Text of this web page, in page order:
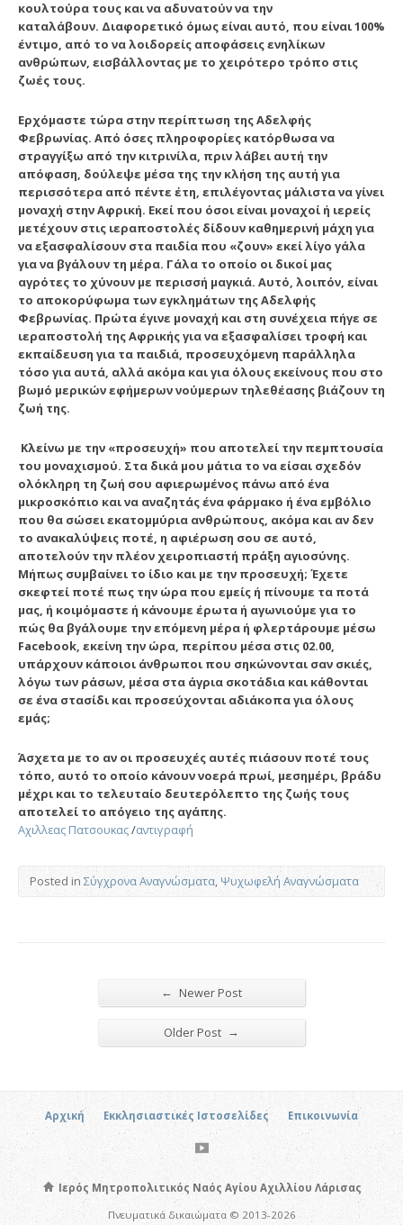
κουλτούρα τους και να αδυνατούν να την
καταλάβουν. Διαφορετικό όμως είναι αυτό, που είναι 100%
έντιμο, από το να λοιδορείς αποφάσεις ενηλίκων
ανθρώπων, εισβάλλοντας με το χειρότερο τρόπο στις
ζωές τους.
Ερχόμαστε τώρα στην περίπτωση της Αδελφής
Φεβρωνίας. Από όσες πληροφορίες κατόρθωσα να
στραγγίξω από την κιτρινίλα, πριν λάβει αυτή την
απόφαση, δούλεψε μέσα της την κλήση της αυτή για
περισσότερα από πέντε έτη, επιλέγοντας μάλιστα να γίνει
μοναχή στην Αφρική. Εκεί που όσοι είναι μοναχοί ή ιερείς
μετέχουν στις ιεραποστολές δίδουν καθημερινή μάχη για
να εξασφαλίσουν στα παιδία που «ζουν» εκεί λίγο γάλα
για να βγάλουν τη μέρα. Γάλα το οποίο οι δικοί μας
αγρότες το χύνουν με περισσή μαγκιά. Αυτό, λοιπόν, είναι
το αποκορύφωμα των εγκλημάτων της Αδελφής
Φεβρωνίας. Πρώτα έγινε μοναχή και στη συνέχεια πήγε σε
ιεραποστολή της Αφρικής για να εξασφαλίσει τροφή και
εκπαίδευση για τα παιδιά, προσευχόμενη παράλληλα
τόσο για αυτά, αλλά ακόμα και για όλους εκείνους που στο
βωμό μερικών εφήμερων νούμερων τηλεθέασης βιάζουν τη
ζωή της.
Κλείνω με την «προσευχή» που αποτελεί την πεμπτουσία
του μοναχισμού. Στα δικά μου μάτια το να είσαι σχεδόν
ολόκληρη τη ζωή σου αφιερωμένος πάνω από ένα
μικροσκόπιο και να αναζητάς ένα φάρμακο ή ένα εμβόλιο
που θα σώσει εκατομμύρια ανθρώπους, ακόμα και αν δεν
το ανακαλύψεις ποτέ, η αφιέρωση σου σε αυτό,
αποτελούν την πλέον χειροπιαστή πράξη αγιοσύνης.
Μήπως συμβαίνει το ίδιο και με την προσευχή; Έχετε
σκεφτεί ποτέ πως την ώρα που εμείς ή πίνουμε τα ποτά
μας, ή κοιμόμαστε ή κάνουμε έρωτα ή αγωνιούμε για το
πώς θα βγάλουμε την επόμενη μέρα ή φλερτάρουμε μέσω
Facebook, εκείνη την ώρα, περίπου μέσα στις 02.00,
υπάρχουν κάποιοι άνθρωποι που σηκώνονται σαν σκιές,
λόγω των ράσων, μέσα στα άγρια σκοτάδια και κάθονται
σε ένα στασίδι και προσεύχονται αδιάκοπα για όλους
εμάς;
Άσχετα με το αν οι προσευχές αυτές πιάσουν ποτέ τους
τόπο, αυτό το οποίο κάνουν νοερά πρωί, μεσημέρι, βράδυ
μέχρι και το τελευταίο δευτερόλεπτο της ζωής τους
αποτελεί το απόγειο της αγάπης.
Αχιλλεας Πατσουκας/αντιγραφή
Posted in Σύγχρονα Αναγνώσματα,Ψυχωφελή Αναγνώσματα
← Newer Post
Older Post →
Αρχική Εκκλησιαστικές Ιστοσελίδες Επικοινωνία
Ιερός Μητροπολιτικός Ναός Αγίου Αχιλλίου Λάρισας
Πνευματικά δικαιώματα © 2013-2026